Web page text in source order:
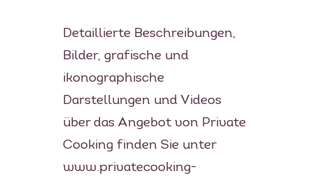
Detaillierte Beschreibungen,
Bilder, grafische und
ikonographische
Darstellungen und Videos
über das Angebot von Private
Cooking finden Sie unter
www.privatecooking-